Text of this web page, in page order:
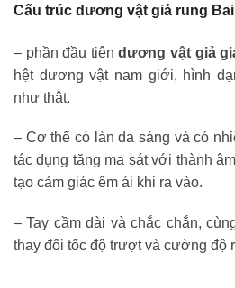
Cấu trúc dương vật giả rung
– phần đầu tiêndương vật giả
hệt dương vật nam giới, hình
như thật.
– Cơ thể có làn da sáng và có
tác dụng tăng ma sát với thành
tạo cảm giác êm ái khi ra vào.
– Tay cầm dài và chắc chắn,
thay đổi tốc độ trượt và cường độ